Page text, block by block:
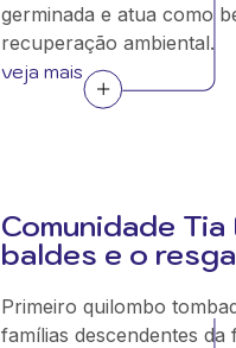
germinada e atua como
recuperação ambiental.
veja mais
Comunidade
baldes e o
Primeiro quilombo
famílias descendentes